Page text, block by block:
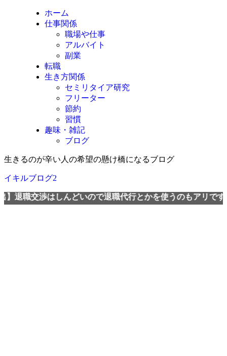
ホーム
仕事関係
職場や仕事
アルバイト
副業
転職
生き方関係
セミリタイア研究
フリーター
節約
習慣
趣味・雑記
ブログ
生きるのが辛い人の希望の懸け橋になるブログ
イキルブログ2
渉はしんどいので退職代行とかを使うのもアリですよ。